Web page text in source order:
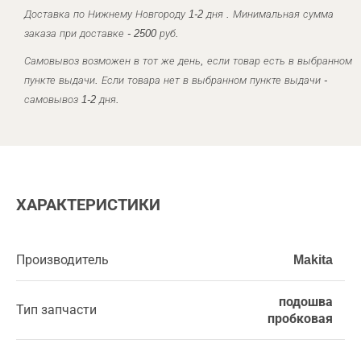
Доставка по Нижнему Новгороду 1-2 дня . Минимальная сумма
заказа при доставке - 2500 руб.
Самовывоз возможен в тот же день, если товар есть в выбранном
пункте выдачи. Если товара нет в выбранном пункте выдачи -
самовывоз 1-2 дня.
ХАРАКТЕРИСТИКИ
Производитель Makita
Тип запчасти
подошва
пробковая